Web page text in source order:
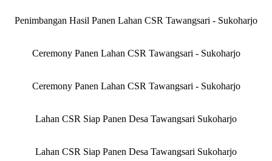
Penimbangan Hasil Panen Lahan CSR Tawangsari - Sukoharjo
Ceremony Panen Lahan CSR Tawangsari - Sukoharjo
Ceremony Panen Lahan CSR Tawangsari - Sukoharjo
Lahan CSR Siap Panen Desa Tawangsari Sukoharjo
Lahan CSR Siap Panen Desa Tawangsari Sukoharjo